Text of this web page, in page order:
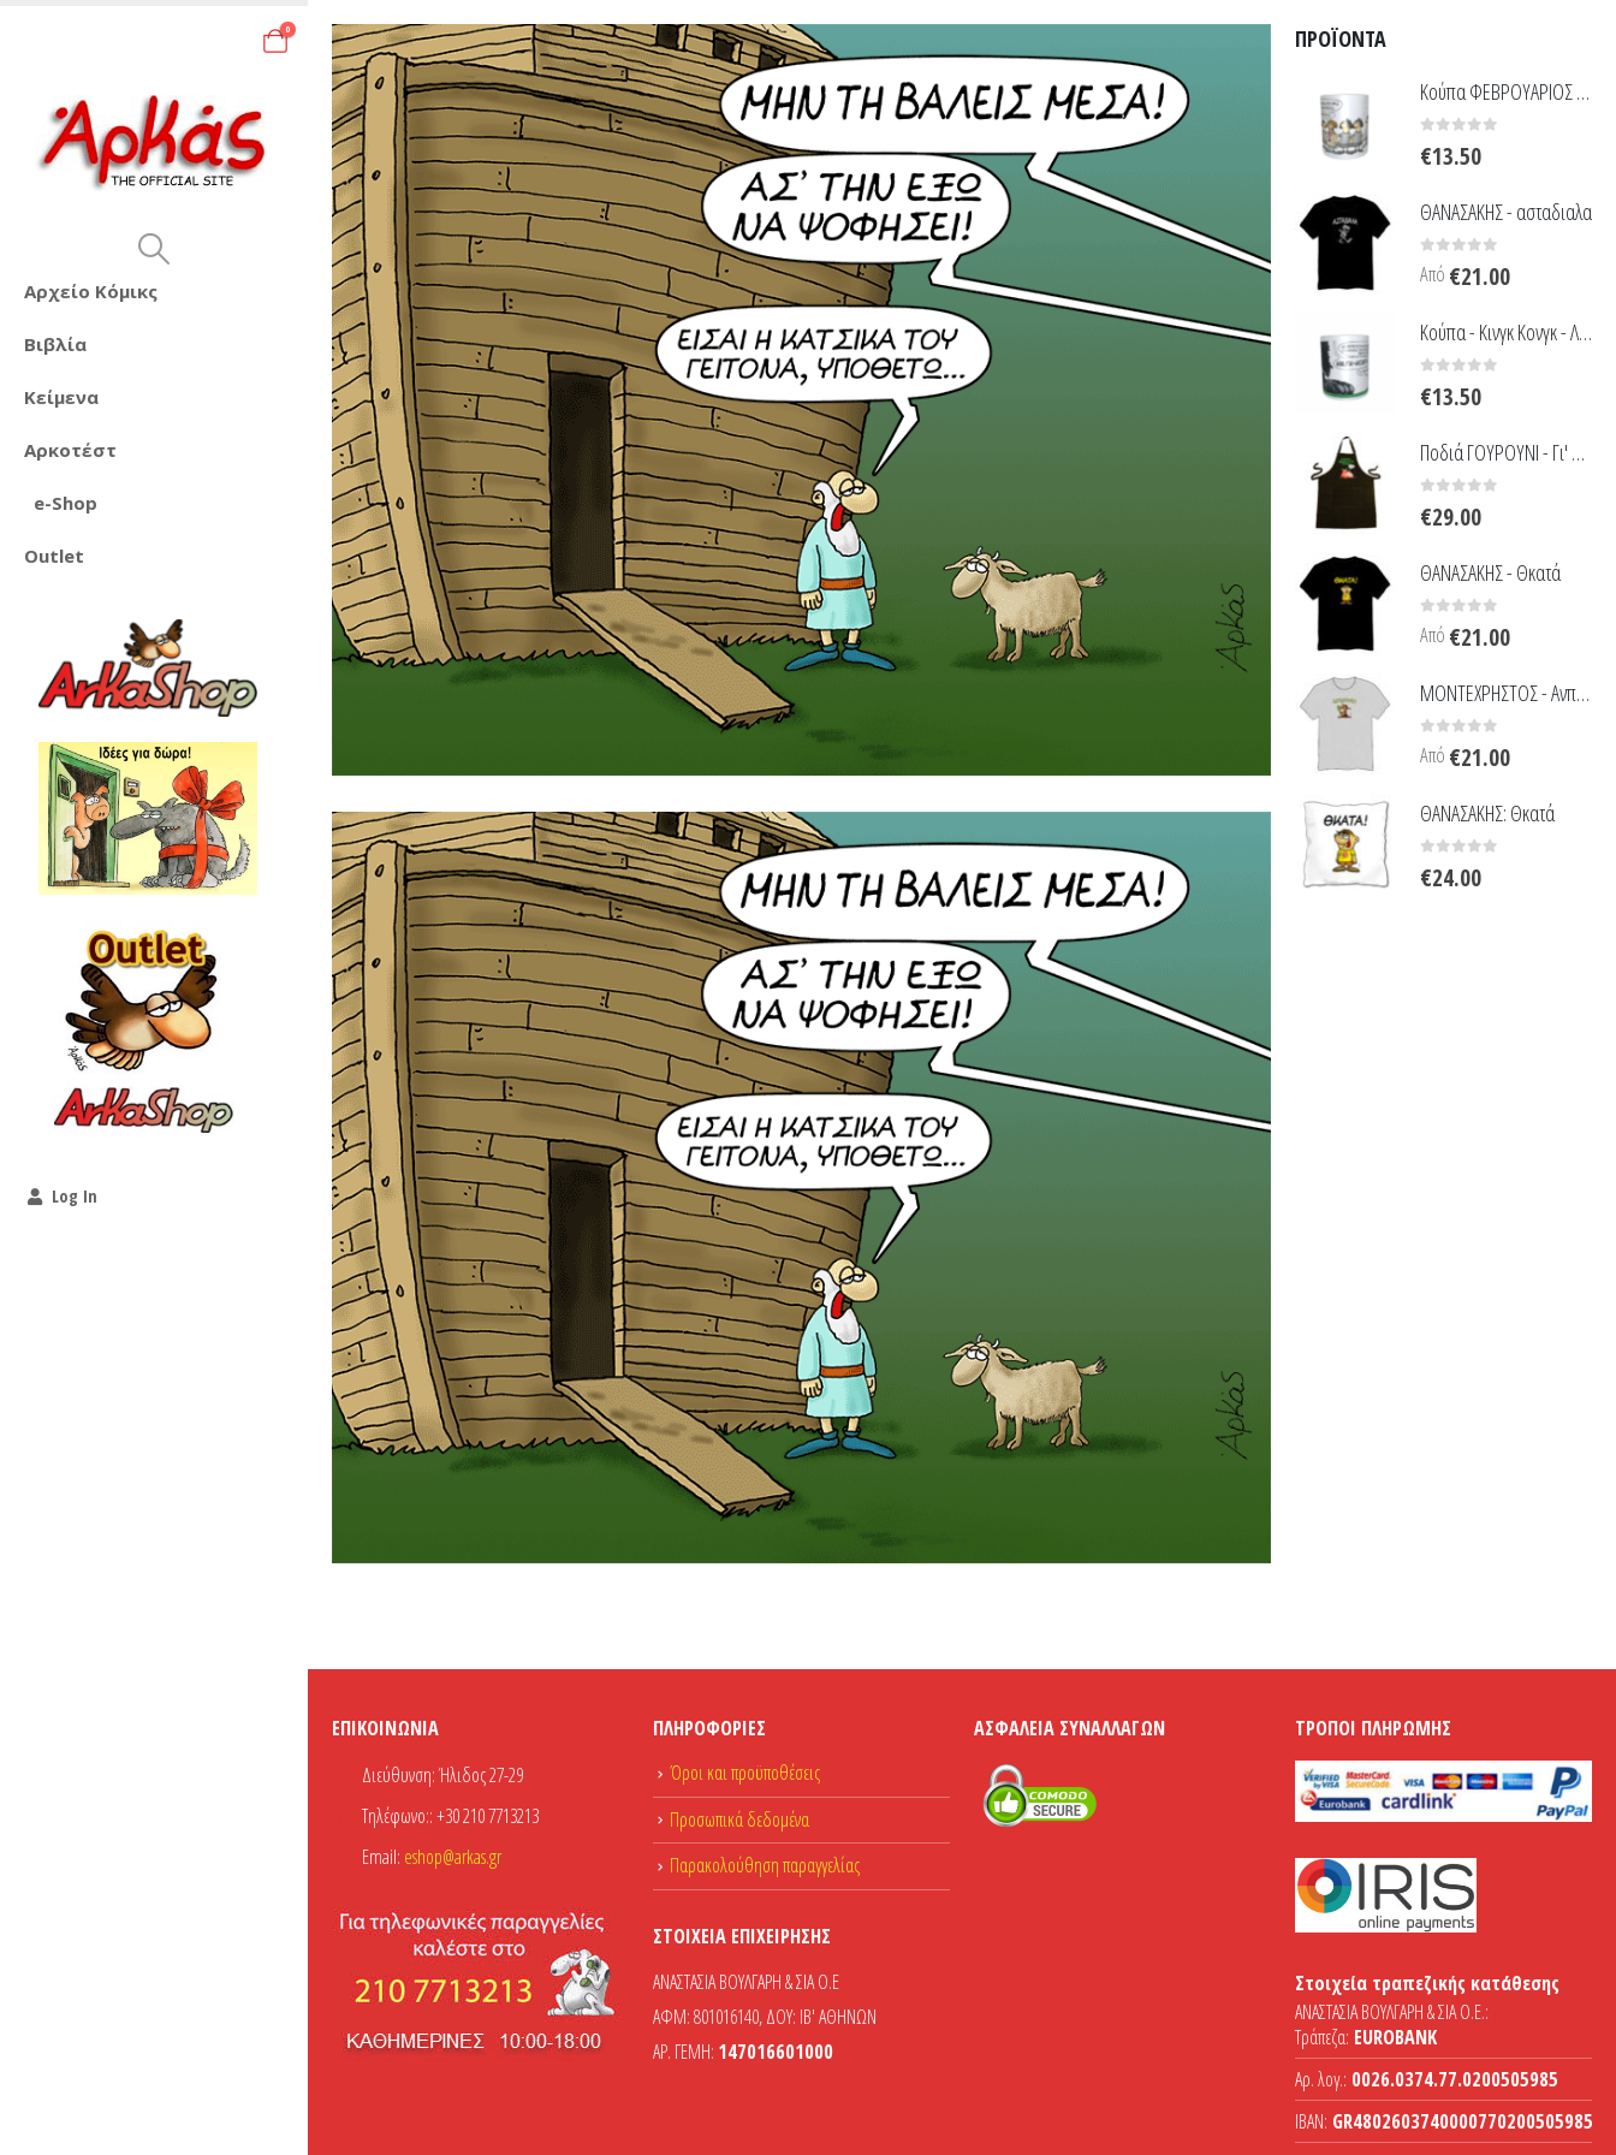
0
Αρχείο Κόμικς
Βιβλία
Κείμενα
Αρκοτέστ
e-Shop
Outlet
Log In
ΠΡΟΪΌΝΤΑ
Κούπα ΦΕΒΡΟΥΑΡΙΟΣ - Χαζοβιόλες - Λευκή
€13.50
ΘΑΝΑΣΑΚΗΣ - ασταδιαλα
0 out of 5
Από €21.00
Κούπα - Κινγκ Κονγκ - Λευκή
€13.50
Ποδιά ΓΟΥΡΟΥΝΙ - Γι' αυτό παχαίνω
€29.00
ΘΑΝΑΣΑΚΗΣ - Θκατά
0 out of 5
Από €21.00
ΜΟΝΤΕΧΡΗΣΤΟΣ - Ανπαικταμπλ
0 out of 5
Από €21.00
ΘΑΝΑΣΑΚΗΣ: Θκατά
€24.00
ΕΠΙΚΟΙΝΩΝΊΑ
Διεύθυνση:Ήλιδος 27-29
Τηλέφωνο::+30 210 7713213
Email: eshop@arkas.gr
ΠΛΗΡΟΦΟΡΊΕΣ
Όροι και προϋποθέσεις
Προσωπικά δεδομένα
Παρακολούθηση παραγγελίας
ΣΤΟΙΧΕΊΑ ΕΠΙΧΕΊΡΗΣΗΣ
ΑΝΑΣΤΑΣΙΑ ΒΟΥΛΓΑΡΗ & ΣΙΑ Ο.Ε
ΑΦΜ: 801016140, ΔΟΥ: ΙΒ' ΑΘΗΝΩΝ
ΑΡ. ΓΕΜΗ: 147016601000
ΑΣΦΆΛΕΙΑ ΣΥΝΑΛΛΑΓΏΝ ΤΡΌΠΟΙ ΠΛΗΡΩΜΉΣ
Στοιχεία τραπεζικής κατάθεσης
ΑΝΑΣΤΑΣΙΑ ΒΟΥΛΓΑΡΗ & ΣΙΑ Ο.Ε.:
Τράπεζα: EUROBANK
Αρ. λογ.: 0026.0374.77.0200505985
IBAN: GR4802603740000770200505985